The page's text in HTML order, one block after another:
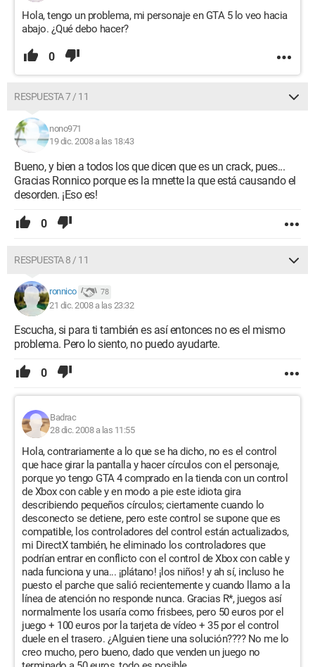
Hola, tengo un problema, mi personaje en GTA 5 lo veo hacia
abajo. ¿Qué debo hacer?
0
RESPUESTA 7 / 11
nono971
19 dic. 2008 a las 18:43
Bueno, y bien a todos los que dicen que es un crack, pues...
Gracias Ronnico porque es la mnette la que está causando el
desorden. ¡Eso es!
0
RESPUESTA 8 / 11
ronnico 78
21 dic. 2008 a las 23:32
Escucha, si para ti también es así entonces no es el mismo
problema. Pero lo siento, no puedo ayudarte.
0
Badrac
28 dic. 2008 a las 11:55
Hola, contrariamente a lo que se ha dicho, no es el control
que hace girar la pantalla y hacer círculos con el personaje,
porque yo tengo GTA 4 comprado en la tienda con un control
de Xbox con cable y en modo a pie este idiota gira
describiendo pequeños círculos; ciertamente cuando lo
desconecto se detiene, pero este control se supone que es
compatible, los controladores del control están actualizados,
mi DirectX también, he eliminado los controladores que
podrían entrar en conflicto con el control de Xbox con cable y
nada funciona y una... ¡plátano! ¡los niños! y ah sí, incluso he
puesto el parche que salió recientemente y cuando llamo a la
línea de atención no responde nunca. Gracias R*, juegos así
normalmente los usaría como frisbees, pero 50 euros por el
juego + 100 euros por la tarjeta de vídeo + 35 por el control
duele en el trasero. ¿Alguien tiene una solución???? No me lo
creo mucho, pero bueno, dado que venden un juego no